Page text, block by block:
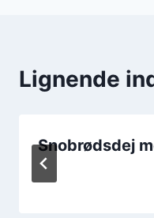
Lignende
Snobrødsdej